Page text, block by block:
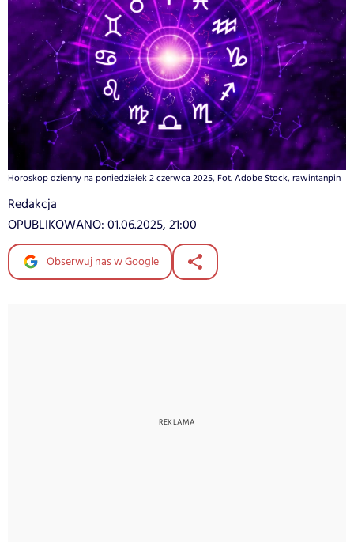
Horoskop dzienny na poniedziałek 2 czerwca 2025, Fot. Adobe Stock, rawintanpin
Redakcja
OPUBLIKOWANO: 01.06.2025, 21:00
Obserwuj nas w Google